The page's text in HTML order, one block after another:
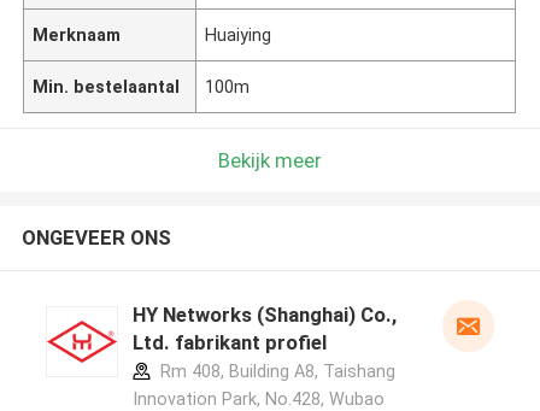
Merknaam Huaiying
Min. bestelaantal 100m
Bekijk meer
ONGEVEER ONS
HY Networks (Shanghai) Co.,
Ltd. fabrikant profiel
Rm 408, Building A8, Taishang
Innovation Park, No.428, Wubao